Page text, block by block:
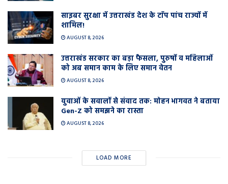
साइबर सुरक्षा में उत्तराखंड देश के टाॅप पांच राज्यों में
शामिल!
AUGUST 8, 2026
उत्तराखंड सरकार का बड़ा फैसला, पुरुषों व महिलाओं
को अब समान काम के लिए समान वेतन
AUGUST 8, 2026
युवाओं के सवालों से संवाद तक: मोहन भागवत ने बताया
Gen-Z को समझने का रास्ता
AUGUST 8, 2026
LOAD MORE